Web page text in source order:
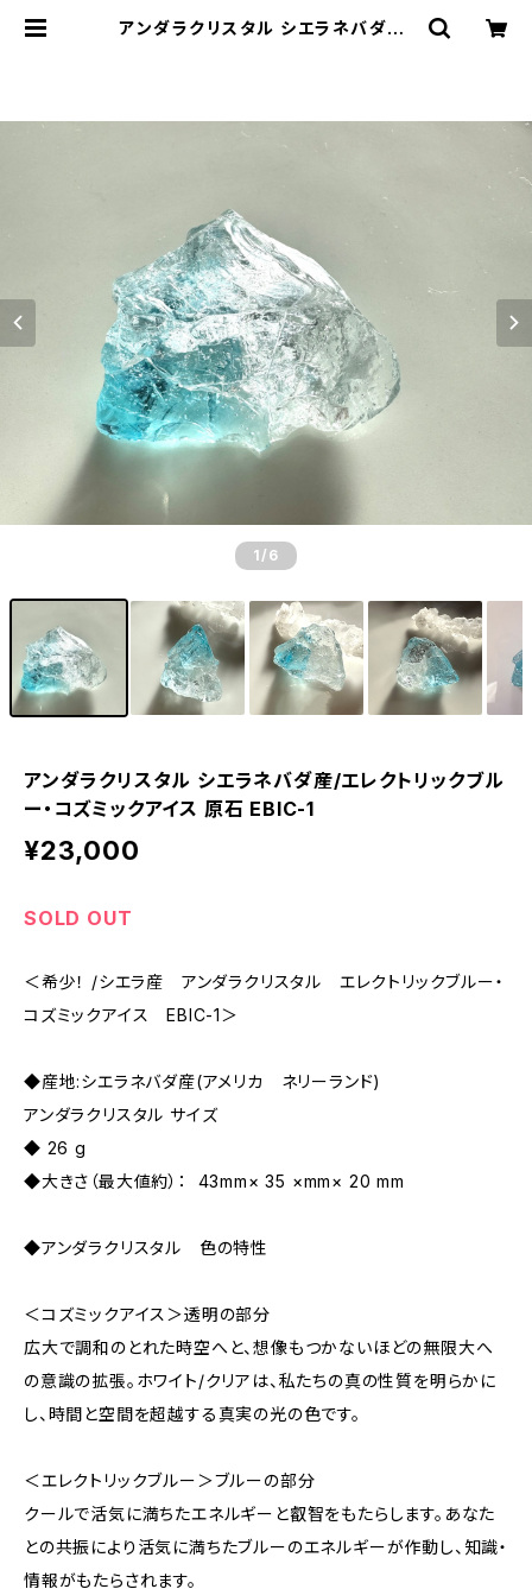
アンダラクリスタル シエラネバダ産/
1 /6
アンダラクリスタル シエラネバダ産/エレクトリックブル
ー・コズミックアイス 原石 EBIC-1
¥23,000
SOLD OUT
＜希少！ /シエラ産 アンダラクリスタル エレクトリックブルー・
コズミックアイス EBIC-1＞
◆産地:シエラネバダ産(アメリカ ネリーランド)
アンダラクリスタル サイズ
◆ 26 g
◆大きさ（最大値約）： 43mm× 35 ×mm× 20 mm
◆アンダラクリスタル 色の特性
＜コズミックアイス＞透明の部分
広大で調和のとれた時空へと、想像もつかないほどの無限大へ
の意識の拡張。ホワイト/クリアは、私たちの真の性質を明らかに
し、時間と空間を超越する真実の光の色です。
＜エレクトリックブルー＞ブルーの部分
クールで活気に満ちたエネルギーと叡智をもたらします。あなた
との共振により活気に満ちたブルーのエネルギーが作動し、知識・
情報がもたらされます。